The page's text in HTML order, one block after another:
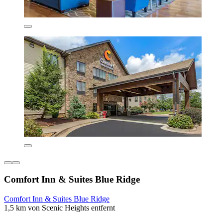
Comfort Inn & Suites Blue Ridge
Comfort Inn & Suites Blue Ridge
1,5 km von Scenic Heights entfernt